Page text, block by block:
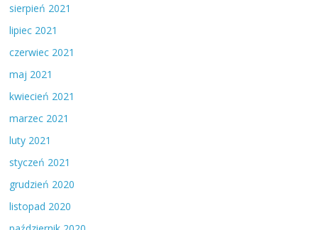
sierpień 2021
lipiec 2021
czerwiec 2021
maj 2021
kwiecień 2021
marzec 2021
luty 2021
styczeń 2021
grudzień 2020
listopad 2020